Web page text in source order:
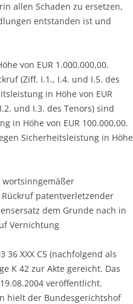
allen Schaden zu ersetzen,
entstanden ist und
von EUR 1.000.000,00.
(Ziff. I.1., I.4. und I.5. des
in Höhe von EUR
und I.3. des Tenors) sind
in Höhe von EUR 100.000,00.
Sicherheitsleistung in Höhe
patentverletzender
dem Grunde nach in
Vernichtung
XXX C5 (nachfolgend als
K 42 zur Akte gereicht. Das
veröffentlicht.
hielt der Bundesgerichtshof